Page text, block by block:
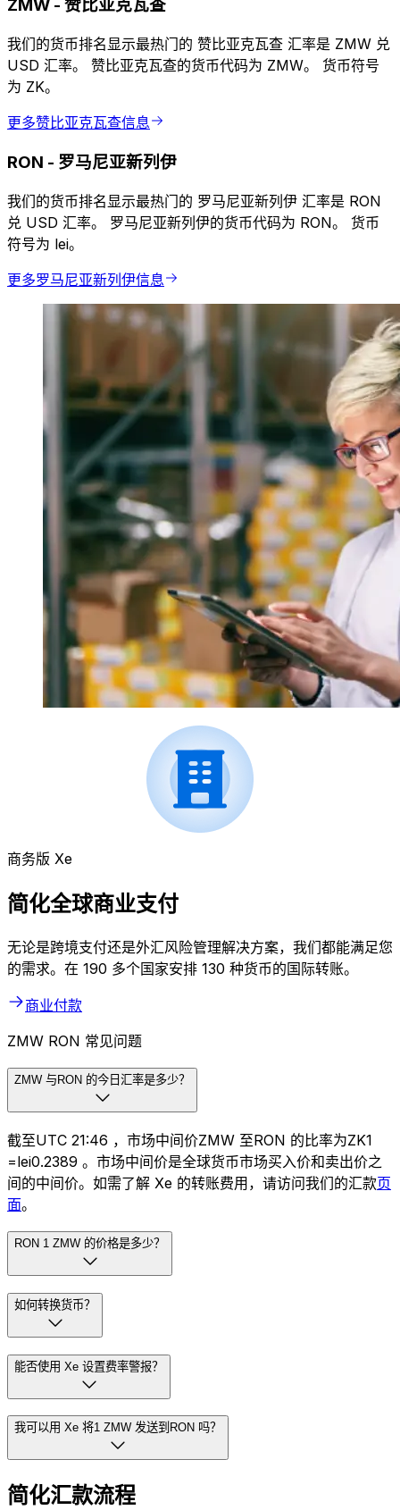
ZMW - 赞比亚克瓦查
我们的货币排名显示最热门的 赞比亚克瓦查 汇率是 ZMW 兑
USD 汇率。 赞比亚克瓦查的货币代码为 ZMW。 货币符号
为 ZK。
更多赞比亚克瓦查信息
RON - 罗马尼亚新列伊
我们的货币排名显示最热门的 罗马尼亚新列伊 汇率是 RON
兑 USD 汇率。 罗马尼亚新列伊的货币代码为 RON。 货币
符号为 lei。
更多罗马尼亚新列伊信息
商务版 Xe
简化全球商业支付
无论是跨境支付还是外汇风险管理解决方案，我们都能满足您
的需求。在 190 多个国家安排 130 种货币的国际转账。
商业付款
ZMW RON 常见问题
ZMW 与RON 的今日汇率是多少？
截至UTC 21:46 ，市场中间价ZMW 至RON 的比率为ZK1
=lei0.2389 。市场中间价是全球货币市场买入价和卖出价之
间的中间价。如需了解 Xe 的转账费用，请访问我们的汇款页
面。
RON 1 ZMW 的价格是多少？
如何转换货币？
能否使用 Xe 设置费率警报？
我可以用 Xe 将1 ZMW 发送到RON 吗？
简化汇款流程